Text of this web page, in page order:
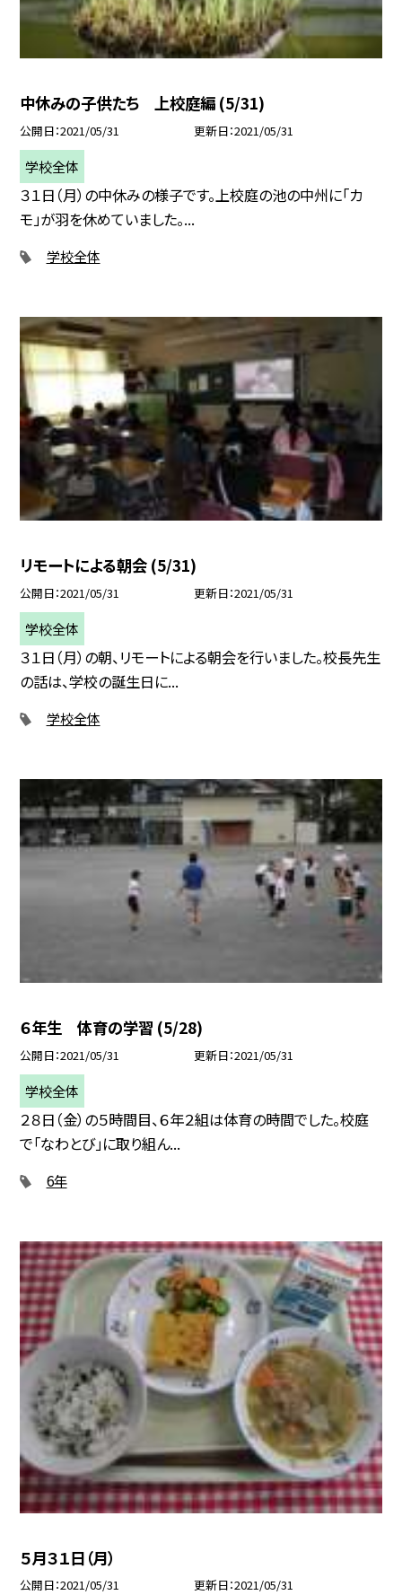
中休みの子供たち 上校庭編 (5/31)
公開日 2021/05/31 更新日 2021/05/31
学校全体
３１日（月）の中休みの様子です。上校庭の池の中州に「カ
モ」が羽を休めていました。...
学校全体
リモートによる朝会 (5/31)
公開日 2021/05/31 更新日 2021/05/31
学校全体
３１日（月）の朝、リモートによる朝会を行いました。校長先生
の話は、学校の誕生日に...
学校全体
６年生 体育の学習 (5/28)
公開日 2021/05/31 更新日 2021/05/31
学校全体
２８日（金）の５時間目、６年２組は体育の時間でした。校庭
で「なわとび」に取り組ん...
6年
５月３１日（月）
公開日 2021/05/31 更新日 2021/05/31